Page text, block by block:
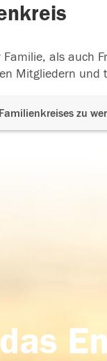
als auch
Mitgliedern und
zu